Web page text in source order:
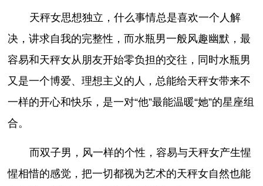
天秤女思想独立，什么事情总是喜欢一个人解
决，讲求自我的完整性，而水瓶男一般风趣幽默，最
容易和天秤女从朋友开始零负担的交往，同时水瓶男
又是一个博爱、理想主义的人，总能给天秤女带来不
一样的开心和快乐，是一对“他”最能温暖“她”的星座组
合。
而双子男，风一样的个性，容易与天秤女产生惺
惺相惜的感觉，把一切都视为艺术的天秤女自然也能